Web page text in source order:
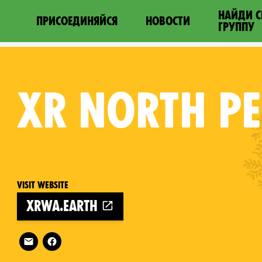
ПРИСОЕДИНЯЙСЯ НОВОСТИ
НАЙДИ
ГРУППУ
XR NORTH
Visit website
xrwa.earth
Follow XR North Perth on